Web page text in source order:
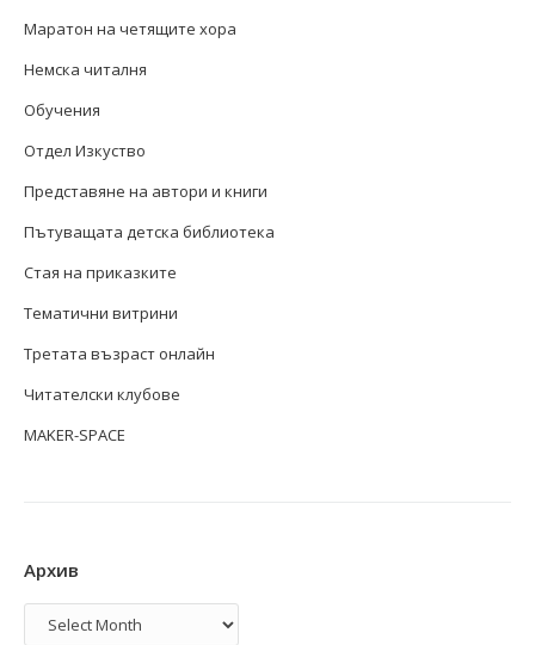
Маратон на четящите хора
Немска читалня
Обучения
Отдел Изкуство
Представяне на автори и книги
Пътуващата детска библиотека
Стая на приказките
Тематични витрини
Третата възраст онлайн
Читателски клубове
MAKER-SPACE
Архив
Архив